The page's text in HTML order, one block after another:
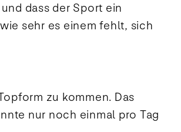
dass der Sport ein
sehr es einem fehlt, sich
zu kommen. Das
nur noch einmal pro Tag